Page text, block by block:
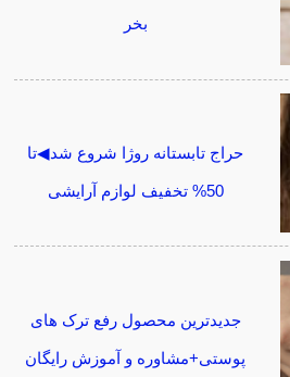
بخر
حراج تابستانه روژا شروع شد◀تا
50% تخفیف لوازم آرایشی
جدیدترین محصول رفع ترک های
پوستی+مشاوره و آموزش رایگان